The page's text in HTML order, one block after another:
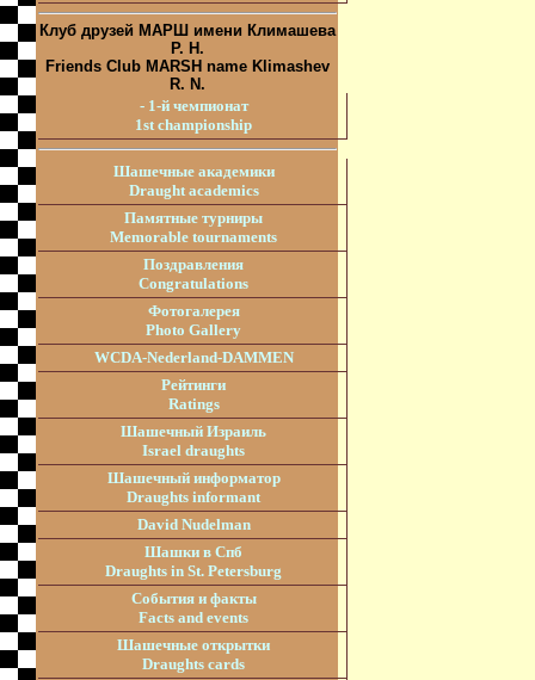
Клуб друзей МАРШ имени Климашева
Р. Н.
Friends Club MARSH name Klimashev
R. N.
- 1-й чемпионат
1st championship
Шашечные академики
Draught academics
Памятные турниры
Memorable tournaments
Поздравления
Congratulations
Фотогалерея
Photo Gallery
WCDA-Nederland-DAMMEN
Рейтинги
Ratings
Шашечный Израиль
Israel draughts
Шашечный информатор
Draughts informant
David Nudelman
Шашки в Спб
Draughts in St. Petersburg
События и факты
Facts and events
Шашечные открытки
Draughts cards